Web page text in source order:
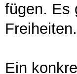
fügen. Es
Freiheiten.
Ein